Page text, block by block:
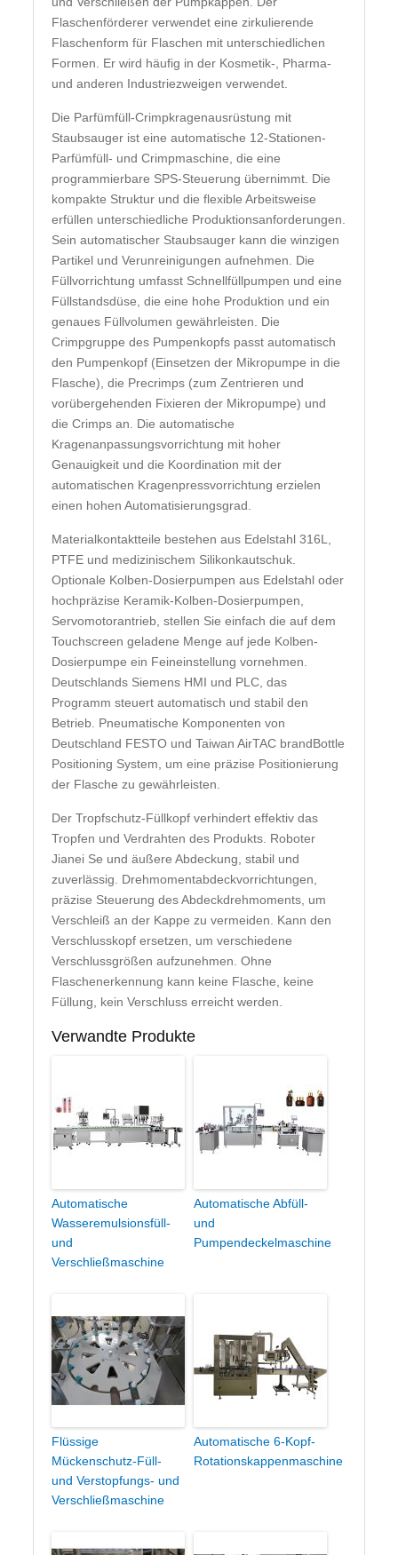
Flaschenförderer verwendet eine zirkulierende
Flaschenform für Flaschen mit unterschiedlichen
Formen. Er wird häufig in der Kosmetik-, Pharma-
und anderen Industriezweigen verwendet.
Die Parfümfüll-Crimpkragenausrüstung mit
Staubsauger ist eine automatische 12-Stationen-
Parfümfüll- und Crimpmaschine, die eine
programmierbare SPS-Steuerung übernimmt. Die
kompakte Struktur und die flexible Arbeitsweise
erfüllen unterschiedliche Produktionsanforderungen.
Sein automatischer Staubsauger kann die winzigen
Partikel und Verunreinigungen aufnehmen. Die
Füllvorrichtung umfasst Schnellfüllpumpen und eine
Füllstandsdüse, die eine hohe Produktion und ein
genaues Füllvolumen gewährleisten. Die
Crimpgruppe des Pumpenkopfs passt automatisch
den Pumpenkopf (Einsetzen der Mikropumpe in die
Flasche), die Precrimps (zum Zentrieren und
vorübergehenden Fixieren der Mikropumpe) und
die Crimps an. Die automatische
Kragenanpassungsvorrichtung mit hoher
Genauigkeit und die Koordination mit der
automatischen Kragenpressvorrichtung erzielen
einen hohen Automatisierungsgrad.
Materialkontaktteile bestehen aus Edelstahl 316L,
PTFE und medizinischem Silikonkautschuk.
Optionale Kolben-Dosierpumpen aus Edelstahl oder
hochpräzise Keramik-Kolben-Dosierpumpen,
Servomotorantrieb, stellen Sie einfach die auf dem
Touchscreen geladene Menge auf jede Kolben-
Dosierpumpe ein Feineinstellung vornehmen.
Deutschlands Siemens HMI und PLC, das
Programm steuert automatisch und stabil den
Betrieb. Pneumatische Komponenten von
Deutschland FESTO und Taiwan AirTAC brandBottle
Positioning System, um eine präzise Positionierung
der Flasche zu gewährleisten.
Der Tropfschutz-Füllkopf verhindert effektiv das
Tropfen und Verdrahten des Produkts. Roboter
Jianei Se und äußere Abdeckung, stabil und
zuverlässig. Drehmomentabdeckvorrichtungen,
präzise Steuerung des Abdeckdrehmoments, um
Verschleiß an der Kappe zu vermeiden. Kann den
Verschlusskopf ersetzen, um verschiedene
Verschlussgrößen aufzunehmen. Ohne
Flaschenerkennung kann keine Flasche, keine
Füllung, kein Verschluss erreicht werden.
Verwandte Produkte
Automatische
Wasseremulsionsfüll-
und
Verschließmaschine
Automatische Abfüll-
und
Pumpendeckelmaschine
Flüssige
Mückenschutz-Füll-
und Verstopfungs- und
Verschließmaschine
Automatische 6-Kopf-
Rotationskappenmaschine